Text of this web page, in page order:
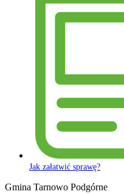
Jak załatwić sprawę?
Gmina Tarnowo Podgórne